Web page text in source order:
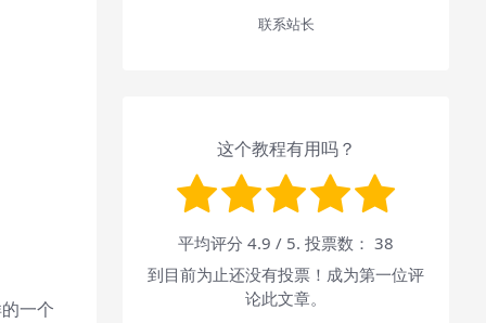
一个
联系站长
这个教程有用吗？
平均评分 4.9 / 5. 投票数： 38
到目前为止还没有投票！成为第一位评
论此文章。